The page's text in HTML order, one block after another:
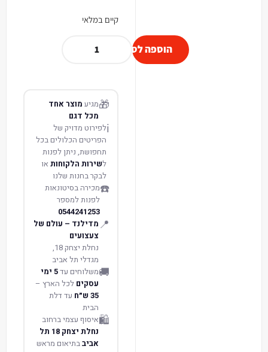
קיים במלאי
הוספה לסל
🎁מגיע מוצר אחד
מכל דגם
ℹ️לפירוט מדויק של
הפריטים הכלולים בכל
תחפושת, ניתן לפנות
לשירות הלקוחות או
לבקר בחנות שלנו
☎️מכירה בסיטונאות
לפנות למספר
0544241253
📍 מדילנד – עולם של
צעצועים
נחלת יצחק 18,
מגדלי תל אביב
🚚משלוחים עד 5 ימי
עסקים לכל הארץ –
35 ש״ח
עד דלת
הבית
🛍️איסוף עצמי ברחוב
נחלת יצחק 18 תל
אביבבתיאום מראש